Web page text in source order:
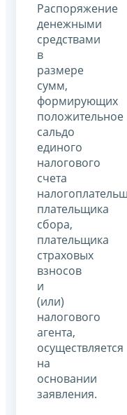
Распоряжение
денежными
средствами
в
размере
сумм,
формирующих
положительное
сальдо
единого
налогового
счета
плательщика
сбора,
плательщика
страховых
взносов
и
(или)
налогового
агента,
осуществляется
на
основании
заявления.